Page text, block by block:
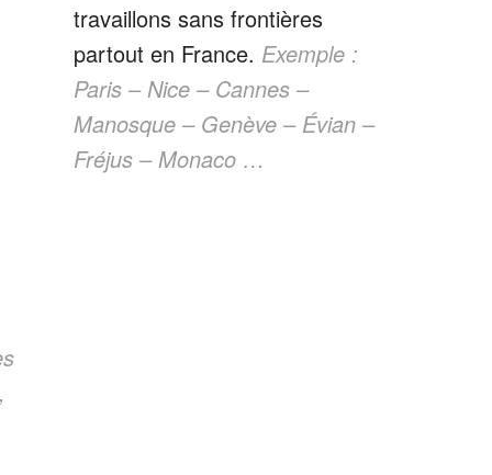
travaillons sans frontières
partout en France. Exemple :
Paris – Nice – Cannes –
Manosque – Genève – Évian –
Fréjus – Monaco …